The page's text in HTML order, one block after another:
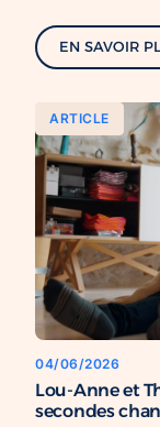
EN SAVOIR
ARTICLE
04/06/2026
Lou-Anne et
secondes